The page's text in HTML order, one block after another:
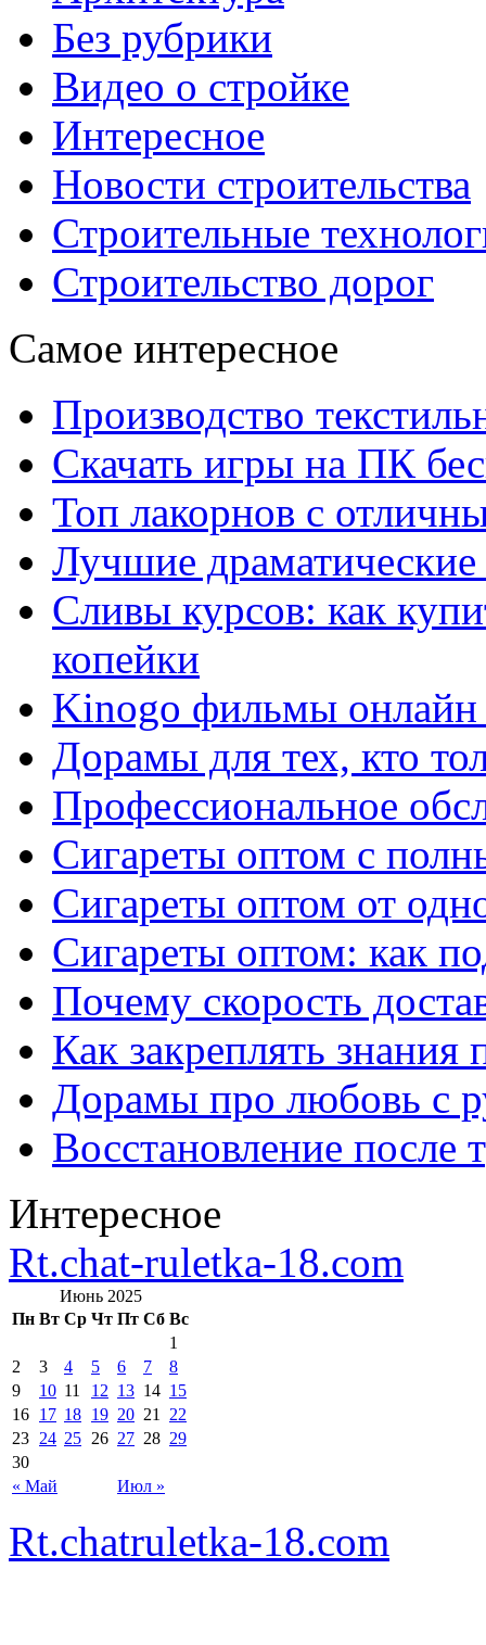
Без рубрики
Видео о стройке
Интересное
Новости строительства
Строительные
Строительство дорог
Самое интересное
Производство
Скачать игры на ПК
Топ лакорнов с
Лучшие
Сливы курсов: как
копейки
Kinogo фильмы онлайн
Дорамы для тех, кто
Профессиональное
Сигареты оптом с
Сигареты оптом от
Сигареты оптом: как
Почему скорость
Как закреплять знания
Дорамы про любовь с
Восстановление после
Интересное
Rt.chat-ruletka-18.com
Июнь 2025
Пн Вт Ср Чт Пт Сб Вс
« Май Июл »
1
2
3 4 5 6 7
8
9
10 11 12 13 14 15
16 17 18 19 20 21
22
23 24 25 26 27 28 29
30
Rt.chatruletka-18.com